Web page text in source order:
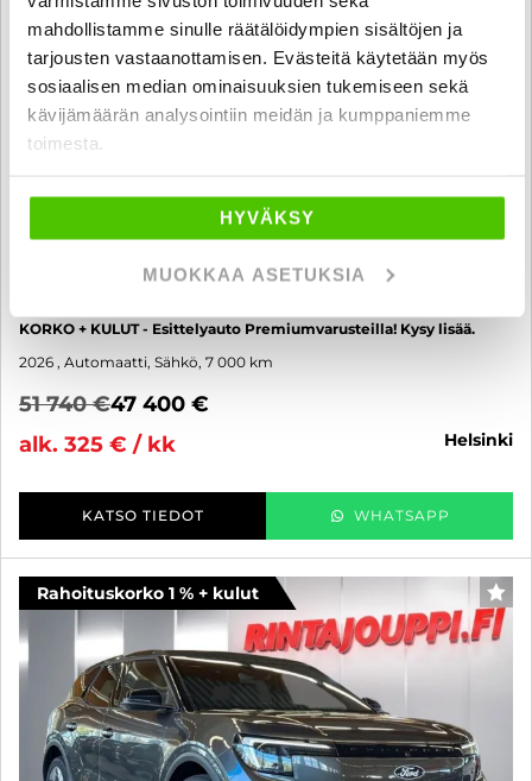
mahdollistamme sinulle räätälöidympien sisältöjen ja
tarjousten vastaanottamisen. Evästeitä käytetään myös
sosiaalisen median ominaisuuksien tukemiseen sekä
kävijämäärän analysointiin meidän ja kumppaniemme
toimesta.
HYVÄKSY
MUOKKAA ASETUKSIA
Ford Explorer
KORKO + KULUT - Esittelyauto Premiumvarusteilla! Kysy lisää.
2026 , Automaatti, Sähkö, 7 000 km
51 740 €47 400 €
alk. 325 € / kk
helsinki
KATSO TIEDOT WHATSAPP
Rahoituskorko 1 % + kulut